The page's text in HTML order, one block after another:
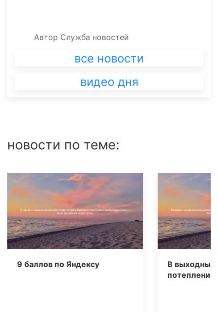
Автор Служба новостей
все новости
видео дня
новости по теме:
9 баллов по Яндексу
В выходные
потепление